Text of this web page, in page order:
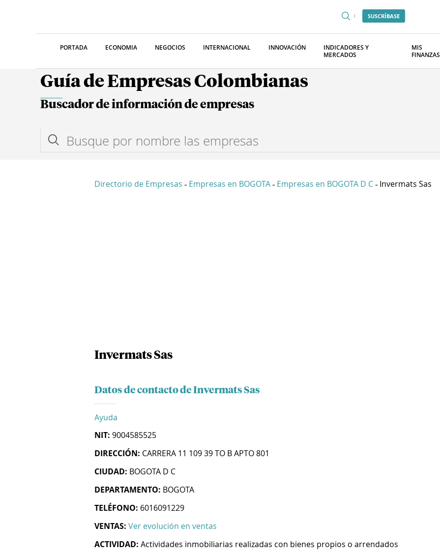
SUSCRÍBASE
PORTADA ECONOMIA NEGOCIOS INTERNACIONAL INNOVACIÓN
INDICADORES Y
MERCADOS
MIS
FINANZAS
Guía de Empresas Colombianas
Buscador de información de empresas
Directorio de Empresas - Empresas en BOGOTA - Empresas en BOGOTA D C - Invermats Sas
Invermats Sas
Datos de contacto de Invermats Sas
Ayuda
NIT: 9004585525
DIRECCIÓN: CARRERA 11 109 39 TO B APTO 801
CIUDAD: BOGOTA D C
DEPARTAMENTO: BOGOTA
TELÉFONO: 6016091229
VENTAS: Ver evolución en ventas
ACTIVIDAD: Actividades inmobiliarias realizadas con bienes propios o arrendados